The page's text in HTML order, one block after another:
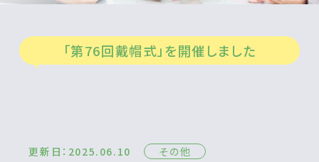
「第76回戴帽式」を開催しました
更新日：2025.06.10 その他